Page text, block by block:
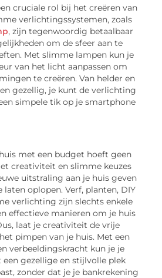
cruciale rol bij het creëren van
verlichtingssystemen, zoals
, zijn tegenwoordig betaalbaar
om de sfeer aan te
Met slimme lampen kun je
van het licht aanpassen om
te creëren. Van helder en
gezellig, je kunt de verlichting
simpele tik op je smartphone
met een budget hoeft geen
creativiteit en slimme keuzes
uitstraling aan je huis geven
laten oplopen. Verf, planten, DIY
verlichting zijn slechts enkele
effectieve manieren om je huis
laat je creativiteit de vrije
pimpen van je huis. Met een
verbeeldingskracht kun je je
gezellige en stijlvolle plek
zonder dat je je bankrekening